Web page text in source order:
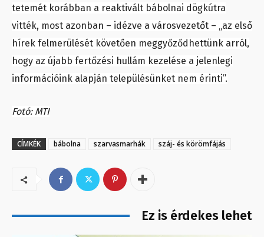
tetemét korábban a reaktivált bábolnai dögkútra
vitték, most azonban – idézve a városvezetőt – „az első
hírek felmerülését követően meggyőződhettünk arról,
hogy az újabb fertőzési hullám kezelése a jelenlegi
információink alapján településünket nem érinti”.
Fotó: MTI
CÍMKÉK bábolna szarvasmarhák száj- és körömfájás
Ez is érdekes lehet